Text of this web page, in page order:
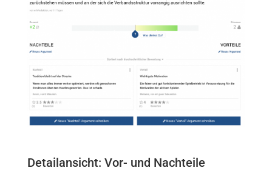
Detailansicht: Vor- und Nachteile